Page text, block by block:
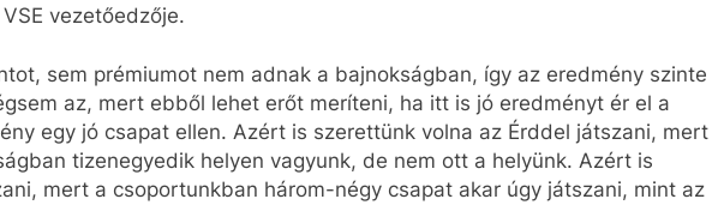
vezetőedzője.
sem prémiumot nem adnak a bajnokságban, így az eredmény szinte
az, mert ebből lehet erőt meríteni, ha itt is jó eredményt ér el a
egy jó csapat ellen. Azért is szerettünk volna az Érddel játszani, mert
tizenegyedik helyen vagyunk, de nem ott a helyünk. Azért is
mert a csoportunkban három-négy csapat akar úgy játszani, mint az